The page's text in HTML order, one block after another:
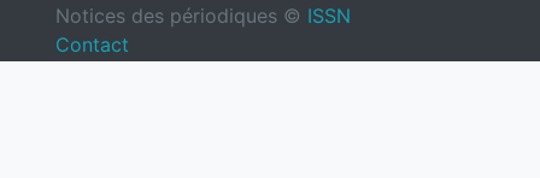
Notices des périodiques © ISSN
Contact